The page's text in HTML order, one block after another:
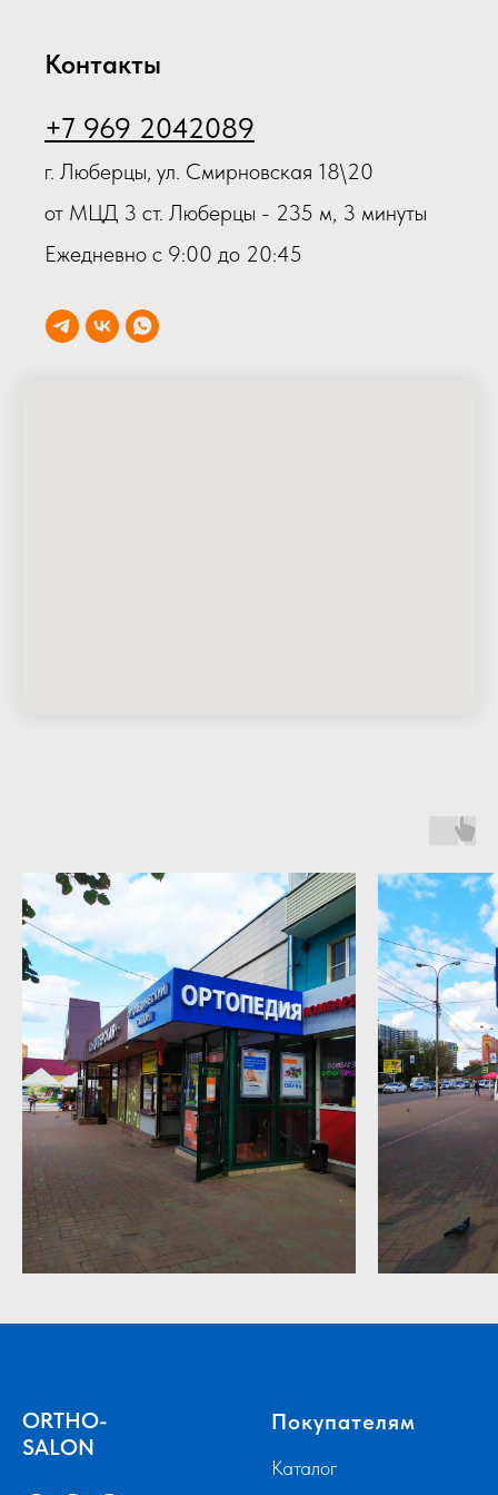
Контакты
+7 969 2042089
г. Люберцы, ул. Смирновская 18\20
от МЦД 3 ст. Люберцы - 235 м, 3 минуты
Ежедневно с 9:00 до 20:45
ORTHO-
SALON
Покупателям
Каталог